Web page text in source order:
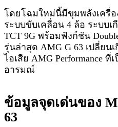
โดยโฉมใหม่นี้มีขุมพลังเครื่อ
ระบบขับเคลื่อน 4 ล้อ ระบบเ
TCT 9G พร้อมฟังก์ชัน
รุ่นล่าสุด AMG G 63 เปลี่ยน
ไอเสีย AMG Performance ที่
อารมณ์
ข้อมูลจุดเด่นของ
63